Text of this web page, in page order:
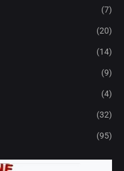
(7)
(20)
(14)
(9)
(4)
(32)
(95)